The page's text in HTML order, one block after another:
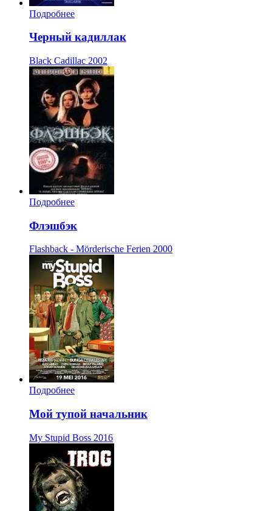
Подробнее
Черный кадиллак
Black Cadillac 2002
Подробнее
Флэшбэк
Flashback - Mörderische Ferien 2000
Подробнее
Мой тупой начальник
My Stupid Boss 2016